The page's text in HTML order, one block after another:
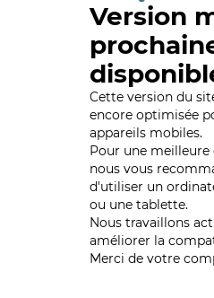
Version
Cette version du
encore optimisée
appareils mobiles.
Pour une meilleure
nous vous
d'utiliser un
ou une tablette.
Nous travaillons
améliorer la
Merci de votre